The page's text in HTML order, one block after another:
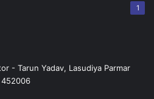
1
- Tarun Yadav, Lasudiya Parmar